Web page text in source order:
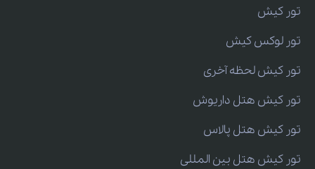
تور کیش
تور لوکس کیش
تور کیش لحظه آخری
تور کیش هتل داریوش
تور کیش هتل پالاس
تور کیش هتل بین المللی